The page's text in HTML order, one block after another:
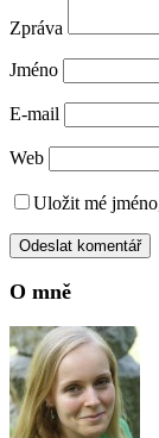
Zpráva
Jméno
E-mail
Web
Uložit mé
O mně